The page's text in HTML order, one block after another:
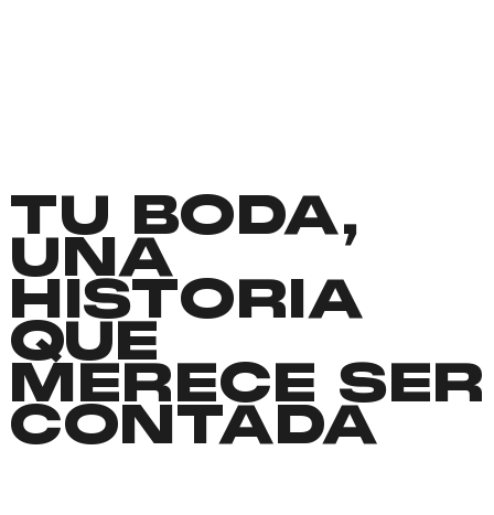
TU BODA,
UNA
HISTORIA
QUE
MERECE SER
CONTADA